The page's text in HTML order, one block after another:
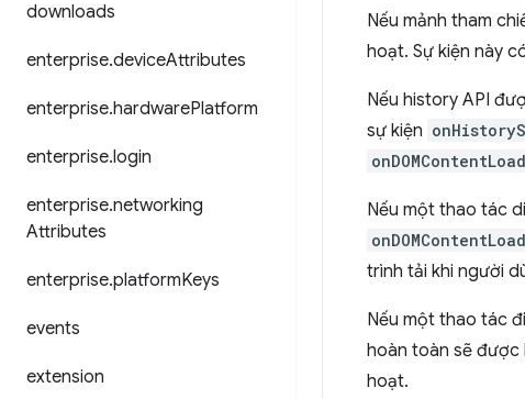
downloads
enterprise.deviceAttributes
enterprise.hardwarePlatform
enterprise.login
enterprise.networking
Attributes
enterprise.platformKeys
events
extension
Nếu mảnh tham
hoạt. Sự kiện này
Nếu history API
sự kiện
Nếu một thao tác
trình tải khi người
Nếu một thao tác
hoàn toàn sẽ được
hoạt.